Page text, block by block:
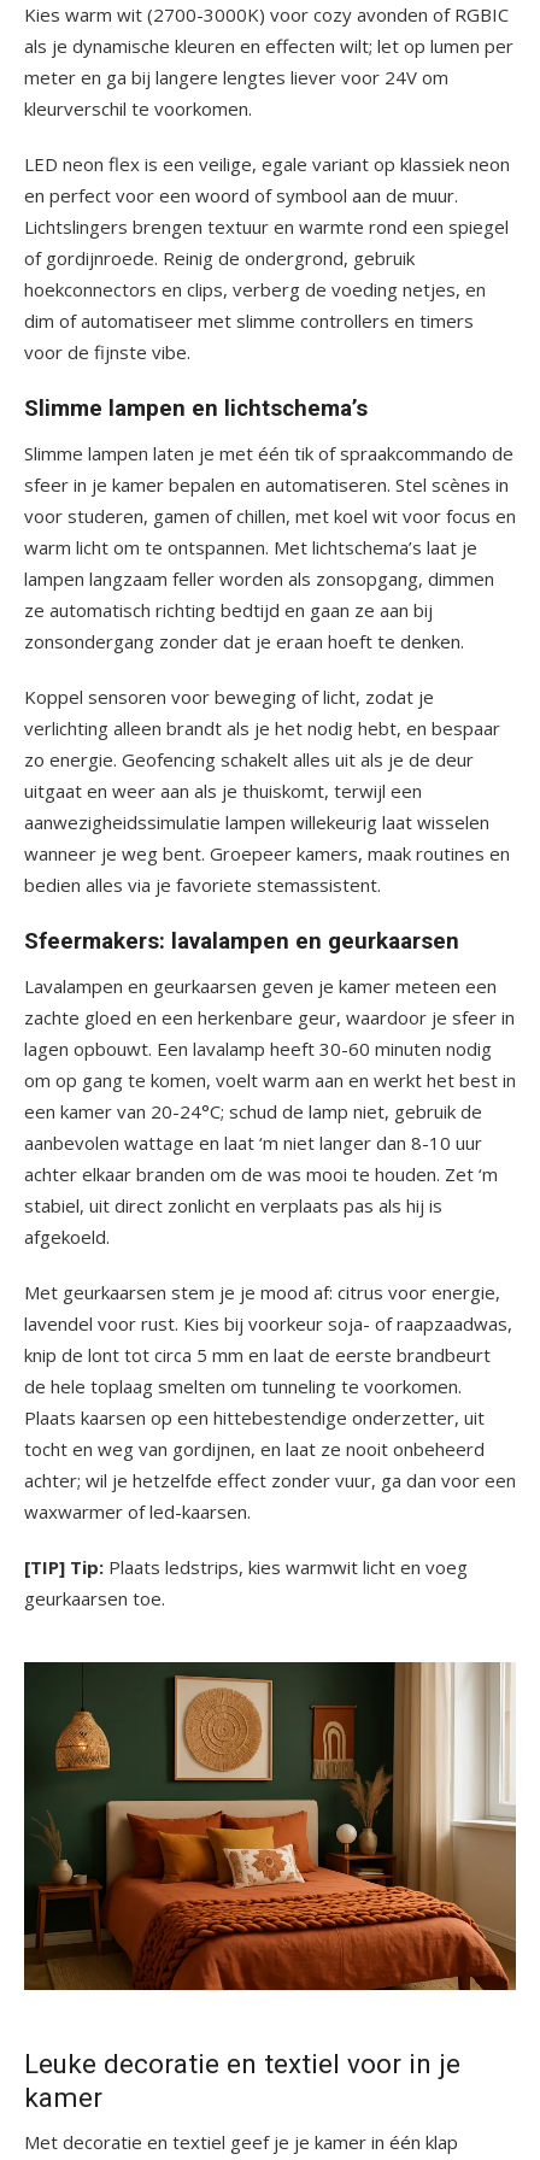
Kies warm wit (2700-3000K) voor cozy avonden of RGBIC
als je dynamische kleuren en effecten wilt; let op lumen per
meter en ga bij langere lengtes liever voor 24V om
kleurverschil te voorkomen.
LED neon flex is een veilige, egale variant op klassiek neon
en perfect voor een woord of symbool aan de muur.
Lichtslingers brengen textuur en warmte rond een spiegel
of gordijnroede. Reinig de ondergrond, gebruik
hoekconnectors en clips, verberg de voeding netjes, en
dim of automatiseer met slimme controllers en timers
voor de fijnste vibe.
Slimme lampen en lichtschema’s
Slimme lampen laten je met één tik of spraakcommando de
sfeer in je kamer bepalen en automatiseren. Stel scènes in
voor studeren, gamen of chillen, met koel wit voor focus en
warm licht om te ontspannen. Met lichtschema’s laat je
lampen langzaam feller worden als zonsopgang, dimmen
ze automatisch richting bedtijd en gaan ze aan bij
zonsondergang zonder dat je eraan hoeft te denken.
Koppel sensoren voor beweging of licht, zodat je
verlichting alleen brandt als je het nodig hebt, en bespaar
zo energie. Geofencing schakelt alles uit als je de deur
uitgaat en weer aan als je thuiskomt, terwijl een
aanwezigheidssimulatie lampen willekeurig laat wisselen
wanneer je weg bent. Groepeer kamers, maak routines en
bedien alles via je favoriete stemassistent.
Sfeermakers: lavalampen en geurkaarsen
Lavalampen en geurkaarsen geven je kamer meteen een
zachte gloed en een herkenbare geur, waardoor je sfeer in
lagen opbouwt. Een lavalamp heeft 30-60 minuten nodig
om op gang te komen, voelt warm aan en werkt het best in
een kamer van 20-24°C; schud de lamp niet, gebruik de
aanbevolen wattage en laat ‘m niet langer dan 8-10 uur
achter elkaar branden om de was mooi te houden. Zet ‘m
stabiel, uit direct zonlicht en verplaats pas als hij is
afgekoeld.
Met geurkaarsen stem je je mood af: citrus voor energie,
lavendel voor rust. Kies bij voorkeur soja- of raapzaadwas,
knip de lont tot circa 5 mm en laat de eerste brandbeurt
de hele toplaag smelten om tunneling te voorkomen.
Plaats kaarsen op een hittebestendige onderzetter, uit
tocht en weg van gordijnen, en laat ze nooit onbeheerd
achter; wil je hetzelfde effect zonder vuur, ga dan voor een
waxwarmer of led-kaarsen.
[TIP] Tip: Plaats ledstrips, kies warmwit licht en voeg
geurkaarsen toe.
Leuke decoratie en textiel voor in je
kamer
Met decoratie en textiel geef je je kamer in één klap